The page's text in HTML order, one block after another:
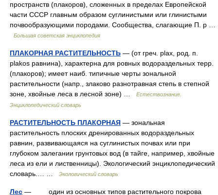
пространств (плакоров), сложенных в пределах Европейской
части СССР главным образом суглинистыми или глинистыми
почвообразующими породами. Сообщества, слагающие П. р …
Большая советская энциклопедия
ПЛАКОРНАЯ РАСТИТЕЛЬНОСТЬ — (от греч. plax, род. п.
plakos равнина), характерна для ровных водораздельных терр.
(плакоров); имеет наиб. типичные черты зональной
растительности (напр., злаково разнотравная степь в степной
зоне, хвойные леса в лесной зоне) …
Естествознание.
Энциклопедический словарь
РАСТИТЕЛЬНОСТЬ ПЛАКОРНАЯ — зональная
растительность плоских дренированных водораздельных
равнин, развивающаяся на суглинистых почвах или при
глубоком залегании грунтовых вод (в тайге, например, хвойные
леса из ели и лиственницы). Экологический энциклопедический
словарь.… …
Экологический словарь
Лес — один из основных типов растительного покрова